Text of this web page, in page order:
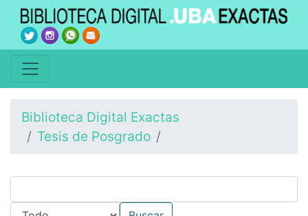
Biblioteca Digital Exactas
Tesis de Posgrado